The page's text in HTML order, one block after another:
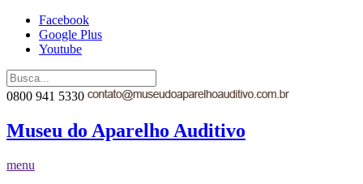
Facebook
Google Plus
Youtube
0800 941 5330
Museu do Aparelho Auditivo
menu